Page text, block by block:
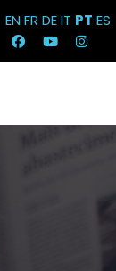
EN FR DEIT PT ES